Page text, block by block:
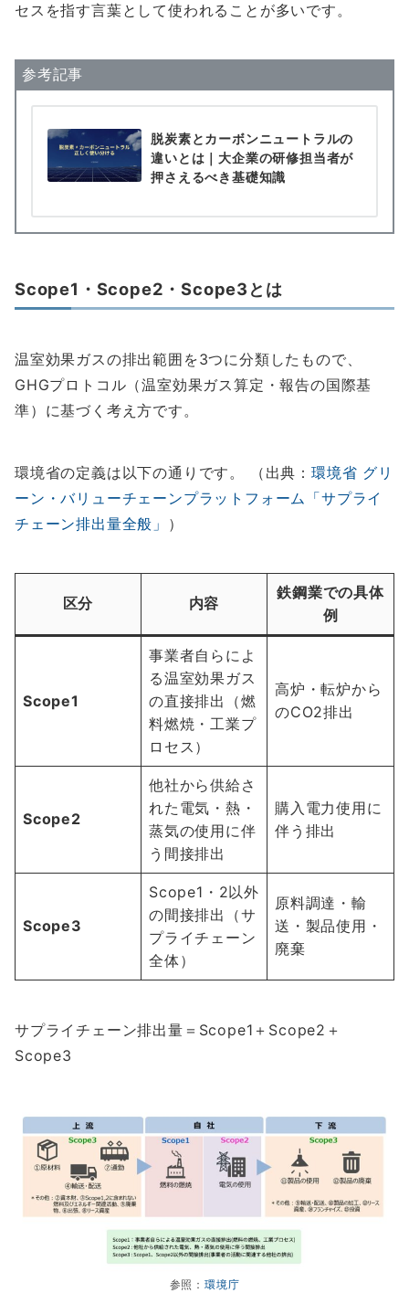
セスを指す言葉として使われることが多いです。
参考記事
脱炭素とカーボンニュートラルの
違いとは｜大企業の研修担当者が
押さえるべき基礎知識
Scope1・Scope2・Scope3とは
温室効果ガスの排出範囲を3つに分類したもので、
GHGプロトコル（温室効果ガス算定・報告の国際基
準）に基づく考え方です。
環境省の定義は以下の通りです。 （出典： 環境省 グリ
ーン・バリューチェーンプラットフォーム「サプライ
チェーン排出量全般」 ）
区分 内容
鉄鋼業での具体
例
Scope1
事業者自らによ
る温室効果ガス
の直接排出（燃
料燃焼・工業プ
ロセス）
高炉・転炉から
のCO2排出
Scope2
他社から供給さ
れた電気・熱・
蒸気の使用に伴
う間接排出
購入電力使用に
伴う排出
Scope3
Scope1・2以外
の間接排出（サ
プライチェーン
全体）
原料調達・輸
送・製品使用・
廃棄
サプライチェーン排出量＝Scope1＋Scope2＋
Scope3
参照： 環境庁